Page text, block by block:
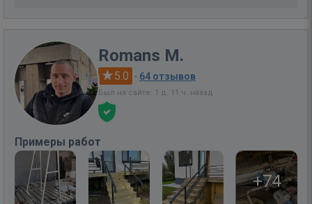
Romans M.
5.0 · 64 отзывов
Был на сайте: 1 д. 11 ч. назад
Примеры работ
+74